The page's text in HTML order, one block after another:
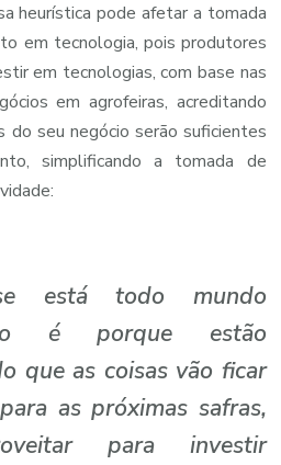
heurística pode afetar a tomada
em tecnologia, pois produtores
em tecnologias, com base nas
em agrofeiras, acreditando
seu negócio serão suficientes
simplificando a tomada de
está todo mundo
é porque estão
que as coisas vão ficar
as próximas safras,
para investir